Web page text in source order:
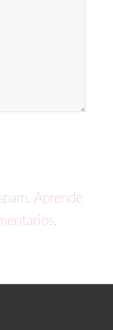
Aprende